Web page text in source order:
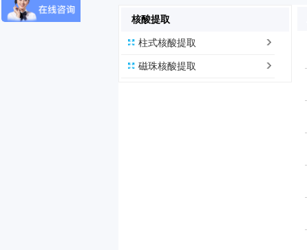
核酸提取
柱式核酸提取
磁珠核酸提取